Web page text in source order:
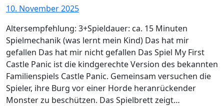
10. November 2025
Altersempfehlung: 3+Spieldauer: ca. 15 Minuten
Spielmechanik (was lernt mein Kind) Das hat mir
gefallen Das hat mir nicht gefallen Das Spiel My First
Castle Panic ist die kindgerechte Version des bekannten
Familienspiels Castle Panic. Gemeinsam versuchen die
Spieler, ihre Burg vor einer Horde heranrückender
Monster zu beschützen. Das Spielbrett zeigt…